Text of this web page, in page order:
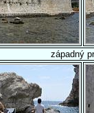
západný